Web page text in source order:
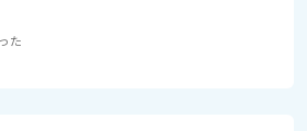
た